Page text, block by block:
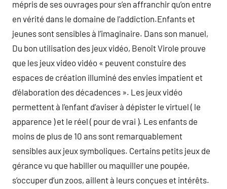
mépris de ses ouvrages pour s’en affranchir qu’on entre
en vérité dans le domaine de l’addiction.Enfants et
jeunes sont sensibles à l’imaginaire. Dans son manuel,
Du bon utilisation des jeux vidéo, Benoît Virole prouve
que les jeux video vidéo « peuvent constuire des
espaces de création illuminé des envies impatient et
d’élaboration des décadences ». Les jeux vidéo
permettent à l’enfant d’aviser à dépister le virtuel ( le
apparence ) et le réel ( pour de vrai ). Les enfants de
moins de plus de 10 ans sont remarquablement
sensibles aux jeux symboliques. Certains petits jeux de
gérance vu que habiller ou maquiller une poupée,
s’occuper d’un zoos, aillent à leurs conçues et intérêts.